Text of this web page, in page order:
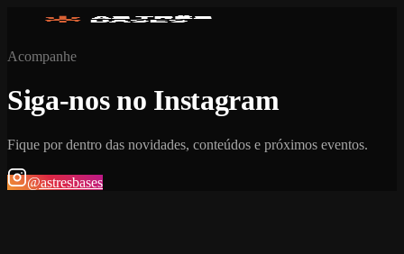
Acompanhe
Siga-nos no Instagram
Fique por dentro das novidades, conteúdos e próximos eventos.
@astresbases